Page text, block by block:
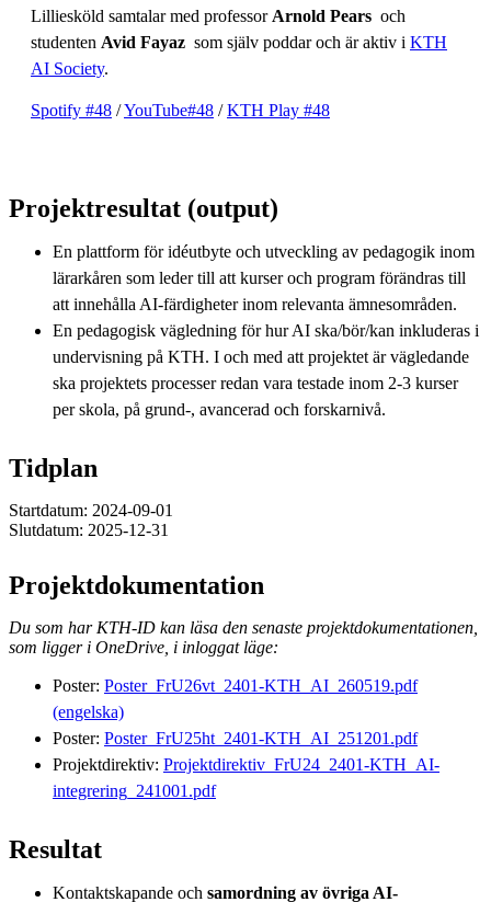
Lilliesköld samtalar med professor Arnold Pears och
studenten Avid Fayaz som själv poddar och är aktiv i KTH
AI Society.
Spotify #48 /YouTube#48 /KTH Play #48
Projektresultat (output)
En plattform för idéutbyte och utveckling av pedagogik inom
lärarkåren som leder till att kurser och program förändras till
att innehålla AI-färdigheter inom relevanta ämnesområden.
En pedagogisk vägledning för hur AI ska/bör/kan inkluderas i
undervisning på KTH. I och med att projektet är vägledande
ska projektets processer redan vara testade inom 2-3 kurser
per skola, på grund-, avancerad och forskarnivå.
Tidplan
Startdatum: 2024-09-01
Slutdatum: 2025-12-31
Projektdokumentation
Du som har KTH-ID kan läsa den senaste projektdokumentationen,
som ligger i OneDrive, i inloggat läge:
Poster: Poster_FrU26vt_2401-KTH_AI_260519.pdf
(engelska)
Poster: Poster_FrU25ht_2401-KTH_AI_251201.pdf
Projektdirektiv: Projektdirektiv_FrU24_2401-KTH_AI-
integrering_241001.pdf
Resultat
Kontaktskapande och samordning av övriga AI-